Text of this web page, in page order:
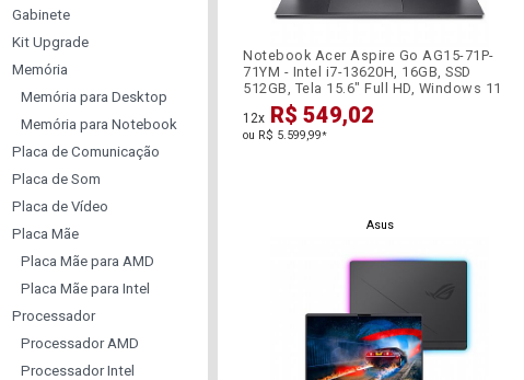
Gabinete
Kit Upgrade
Memória
Memória para Desktop
Memória para Notebook
Placa de Comunicação
Placa de Som
Placa de Vídeo
Placa Mãe
Placa Mãe para AMD
Placa Mãe para Intel
Processador
Processador AMD
Processador Intel
Notebook Acer Aspire Go AG15-71P-
71YM - Intel i7-13620H, 16GB, SSD
512GB, Tela 15.6" Full HD, Windows 11
12x R$ 549,02
ou R$ 5.599,99*
Asus